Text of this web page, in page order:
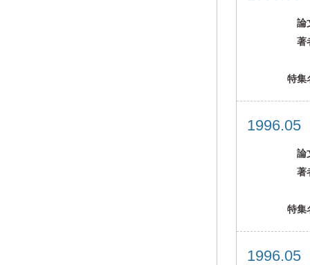
論
著
特集
論
著
特集